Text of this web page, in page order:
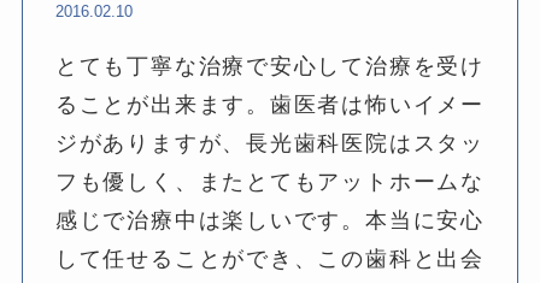
2016.02.10
とても丁寧な治療で安心して治療を受け
ることが出来ます。歯医者は怖いイメー
ジがありますが、長光歯科医院はスタッ
フも優しく、またとてもアットホームな
感じで治療中は楽しいです。本当に安心
して任せることができ、この歯科と出会